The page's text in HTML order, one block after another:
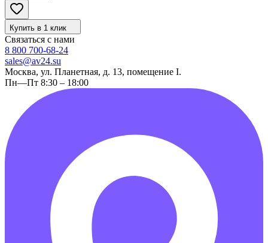
Купить в 1 клик
Связаться с нами
8 800 700-68-24
sales@av24.su
Москва, ул. Планетная, д. 13, помещение I.
Пн—Пт 8:30 – 18:00